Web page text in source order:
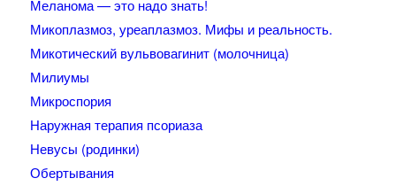
Меланома — это надо знать!
Микоплазмоз, уреаплазмоз. Мифы и реальность.
Микотический вульвовагинит (молочница)
Милиумы
Микроспория
Наружная терапия псориаза
Невусы (родинки)
Обертывания